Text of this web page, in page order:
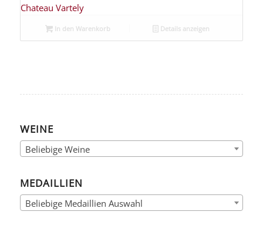
Chateau Vartely
In den Warenkorb Details anzeigen
WEINE
Beliebige Weine
MEDAILLIEN
Beliebige Medaillien Auswahl